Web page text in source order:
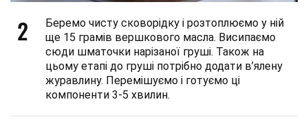
2
Беремо чисту сковорідку і розтоплюємо у ній
ще 15 грамів вершкового масла. Висипаємо
сюди шматочки нарізаної груші. Також на
цьому етапі до груші потрібно додати в’ялену
журавлину. Перемішуємо і готуємо ці
компоненти 3-5 хвилин.